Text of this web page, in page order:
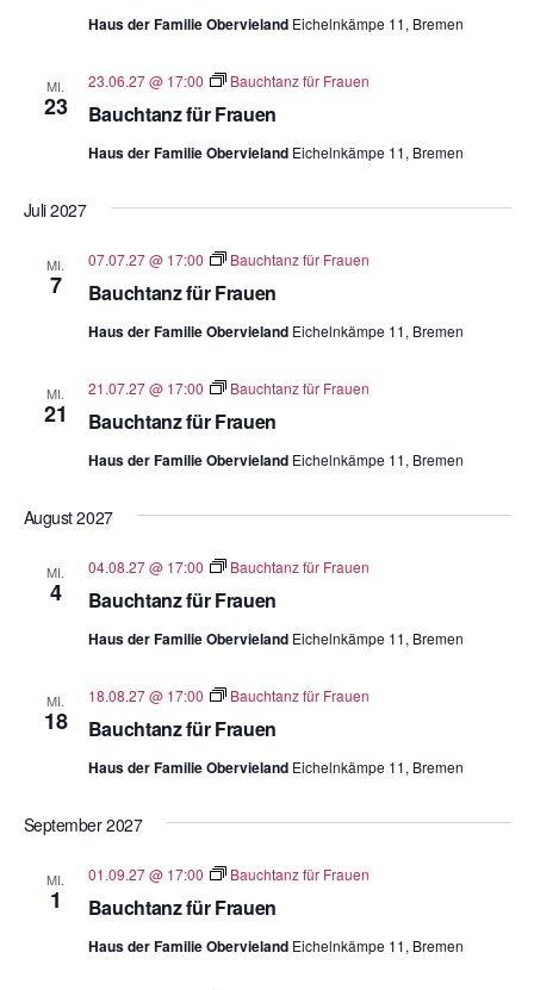
Haus der Familie Obervieland Eichelnkämpe 11, Bremen
MI.
23 Bauchtanz für Frauen
23.06.27 @ 17:00 Bauchtanz für Frauen
Haus der Familie Obervieland Eichelnkämpe 11, Bremen
Juli 2027
MI.
7 Bauchtanz für Frauen
07.07.27 @ 17:00 Bauchtanz für Frauen
Haus der Familie Obervieland Eichelnkämpe 11, Bremen
MI.
21 Bauchtanz für Frauen
21.07.27 @ 17:00 Bauchtanz für Frauen
Haus der Familie Obervieland Eichelnkämpe 11, Bremen
August 2027
MI.
4 Bauchtanz für Frauen
04.08.27 @ 17:00 Bauchtanz für Frauen
Haus der Familie Obervieland Eichelnkämpe 11, Bremen
MI.
18 Bauchtanz für Frauen
18.08.27 @ 17:00 Bauchtanz für Frauen
Haus der Familie Obervieland Eichelnkämpe 11, Bremen
September 2027
MI.
1 Bauchtanz für Frauen
01.09.27 @ 17:00 Bauchtanz für Frauen
Haus der Familie Obervieland Eichelnkämpe 11, Bremen